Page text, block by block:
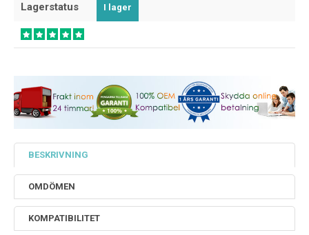
Lagerstatus I lager
BESKRIVNING
OMDÖMEN
KOMPATIBILITET